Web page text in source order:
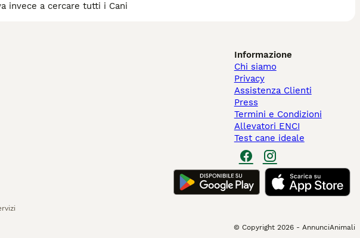
invece a cercare tutti i Cani
Informazione
Chi siamo
Privacy
Assistenza Clienti
Press
Termini e Condizioni
Allevatori ENCI
Test cane ideale
© Copyright 2026 - AnnunciAnimali